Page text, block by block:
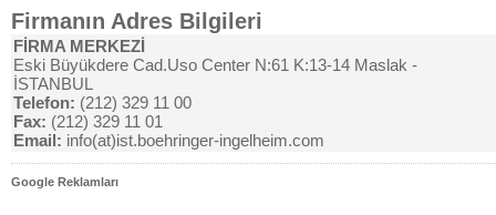
Firmanın Adres Bilgileri
FİRMA MERKEZİ
Eski Büyükdere Cad.Uso Center N:61 K:13-14 Maslak -
İSTANBUL
Telefon: (212) 329 11 00
Fax: (212) 329 11 01
Email: info(at)ist.boehringer-ingelheim.com
Google Reklamları